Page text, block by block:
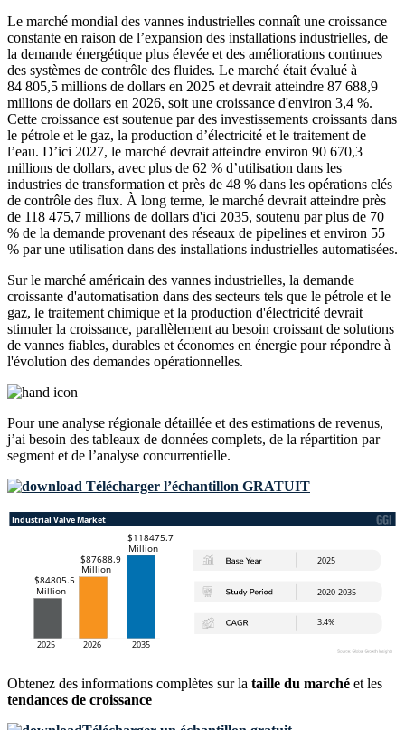
Le marché mondial des vannes industrielles connaît une croissance
constante en raison de l’expansion des installations industrielles, de
la demande énergétique plus élevée et des améliorations continues
des systèmes de contrôle des fluides. Le marché était évalué à
84 805,5 millions de dollars en 2025 et devrait atteindre 87 688,9
millions de dollars en 2026, soit une croissance d'environ 3,4 %.
Cette croissance est soutenue par des investissements croissants dans
le pétrole et le gaz, la production d’électricité et le traitement de
l’eau. D’ici 2027, le marché devrait atteindre environ 90 670,3
millions de dollars, avec plus de 62 % d’utilisation dans les
industries de transformation et près de 48 % dans les opérations clés
de contrôle des flux. À long terme, le marché devrait atteindre près
de 118 475,7 millions de dollars d'ici 2035, soutenu par plus de 70
% de la demande provenant des réseaux de pipelines et environ 55
% par une utilisation dans des installations industrielles automatisées.
Sur le marché américain des vannes industrielles, la demande
croissante d'automatisation dans des secteurs tels que le pétrole et le
gaz, le traitement chimique et la production d'électricité devrait
stimuler la croissance, parallèlement au besoin croissant de solutions
de vannes fiables, durables et économes en énergie pour répondre à
l'évolution des demandes opérationnelles.
Pour une analyse régionale détaillée et des estimations de revenus,
j’ai besoin des tableaux de données complets, de la répartition par
segment et de l’analyse concurrentielle.
Télécharger l’échantillon GRATUIT
Obtenez des informations complètes sur la taille du marché et les
tendances de croissance